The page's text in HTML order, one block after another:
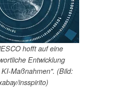
hofft auf eine
Entwicklung
Maßnahmen". (Bild:
insspirito)